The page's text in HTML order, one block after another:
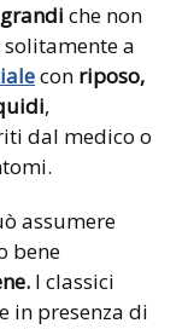
che non
a
con riposo,
,
dal medico o
assumere
bene
I classici
in presenza di